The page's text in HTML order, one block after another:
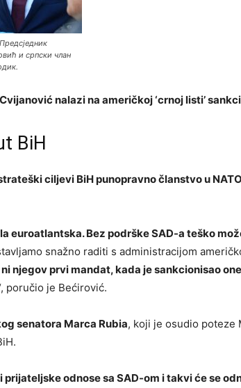
и српски члан
nalazi na američkoj ‘crnoj listi’
BiH
ciljevi BiH punopravno članstvo u
euroatlantska. Bez podrške SAD-a teško
snažno raditi s administracijom
njegov prvi mandat, kada je sankcionisao
poručio je Bećirović.
senatora Marca Rubia, koji je osudio poteze
prijateljske odnose sa SAD-om i takvi će se